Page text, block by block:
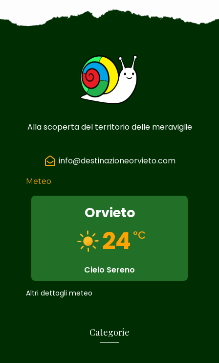
Alla scoperta del territorio delle meraviglie
info@destinazioneorvieto.com
Meteo
Orvieto
24 °C
Cielo Sereno
Altri dettagli meteo
Categorie